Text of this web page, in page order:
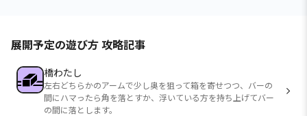
展開予定の遊び方 攻略記事
橋わたし
左右どちらかのアームで少し奥を狙って箱を寄せつつ、バーの
間にハマったら角を落とすか、浮いている方を持ち上げてバー
の間に落とします。